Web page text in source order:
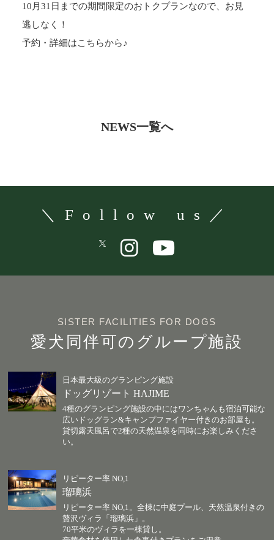
10月31日までの期間限定のおトクプランなので、お見
逃しなく！
予約・詳細はこちらから♪
NEWS一覧へ
＼Follow us／
SISTER FACILITIES FOR DOGS
愛犬同伴可のグループ施設
日本最大級のグランピング施設
ドッグリゾート HAJIME
4種のグランピング施設の中にはワンちゃんも宿泊可能な
広いドッグラン&キャンプファイヤー付きのお部屋も。
貸切露天風呂で2種の天然温泉を同時にお楽しみくださ
い。
リピーター率 NO,1
瑠璃浜
リピーター率 NO,1。全棟に中庭プール、天然温泉付きの
贅沢ヴィラ「瑠璃浜」。
70平米のヴィラを一棟貸し。